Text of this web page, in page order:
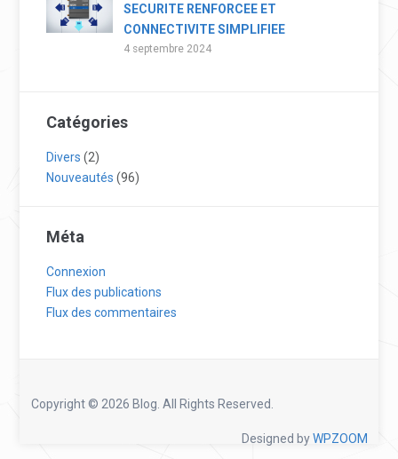
SECURITE RENFORCEE ET
CONNECTIVITE SIMPLIFIEE
4 septembre 2024
Catégories
Divers (2)
Nouveautés (96)
Méta
Connexion
Flux des publications
Flux des commentaires
Copyright © 2026 Blog. All Rights Reserved.
Designed byWPZOOM